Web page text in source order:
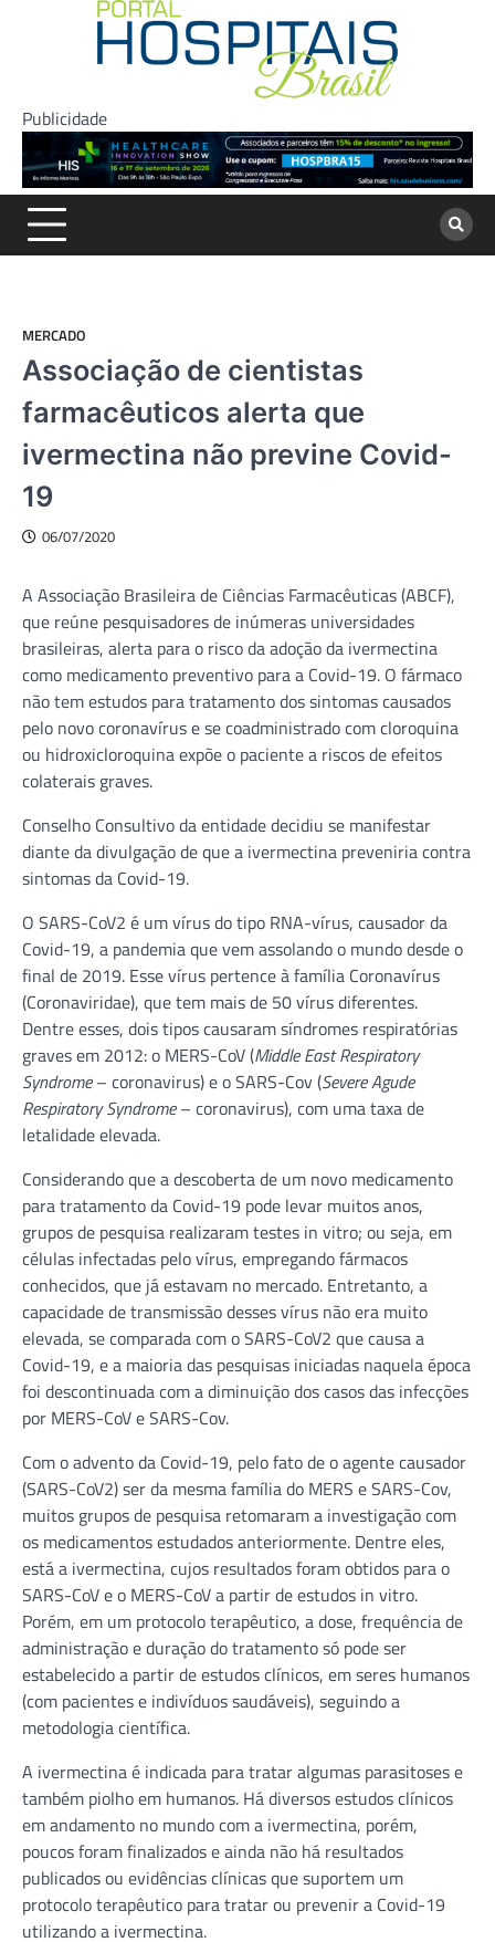
Publicidade
MERCADO
Associação de cientistas
farmacêuticos alerta que
ivermectina não previne Covid-
19
06/07/2020
A Associação Brasileira de Ciências Farmacêuticas (ABCF),
que reúne pesquisadores de inúmeras universidades
brasileiras, alerta para o risco da adoção da ivermectina
como medicamento preventivo para a Covid-19. O fármaco
não tem estudos para tratamento dos sintomas causados
pelo novo coronavírus e se coadministrado com cloroquina
ou hidroxicloroquina expõe o paciente a riscos de efeitos
colaterais graves.
Conselho Consultivo da entidade decidiu se manifestar
diante da divulgação de que a ivermectina preveniria contra
sintomas da Covid-19.
O SARS-CoV2 é um vírus do tipo RNA-vírus, causador da
Covid-19, a pandemia que vem assolando o mundo desde o
final de 2019. Esse vírus pertence à família Coronavírus
(Coronaviridae), que tem mais de 50 vírus diferentes.
Dentre esses, dois tipos causaram síndromes respiratórias
graves em 2012: o MERS-CoV (Middle East Respiratory
Syndrome– coronavirus) e o SARS-Cov (Severe Agude
Respiratory Syndrome– coronavirus), com uma taxa de
letalidade elevada.
Considerando que a descoberta de um novo medicamento
para tratamento da Covid-19 pode levar muitos anos,
grupos de pesquisa realizaram testes in vitro; ou seja, em
células infectadas pelo vírus, empregando fármacos
conhecidos, que já estavam no mercado. Entretanto, a
capacidade de transmissão desses vírus não era muito
elevada, se comparada com o SARS-CoV2 que causa a
Covid-19, e a maioria das pesquisas iniciadas naquela época
foi descontinuada com a diminuição dos casos das infecções
por MERS-CoV e SARS-Cov.
Com o advento da Covid-19, pelo fato de o agente causador
(SARS-CoV2) ser da mesma família do MERS e SARS-Cov,
muitos grupos de pesquisa retomaram a investigação com
os medicamentos estudados anteriormente. Dentre eles,
está a ivermectina, cujos resultados foram obtidos para o
SARS-CoV e o MERS-CoV a partir de estudos in vitro.
Porém, em um protocolo terapêutico, a dose, frequência de
administração e duração do tratamento só pode ser
estabelecido a partir de estudos clínicos, em seres humanos
(com pacientes e indivíduos saudáveis), seguindo a
metodologia científica.
A ivermectina é indicada para tratar algumas parasitoses e
também piolho em humanos. Há diversos estudos clínicos
em andamento no mundo com a ivermectina, porém,
poucos foram finalizados e ainda não há resultados
publicados ou evidências clínicas que suportem um
protocolo terapêutico para tratar ou prevenir a Covid-19
utilizando a ivermectina.